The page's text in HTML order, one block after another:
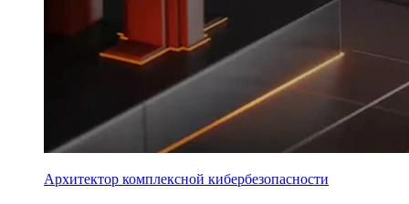
Архитектор комплексной кибербезопасности